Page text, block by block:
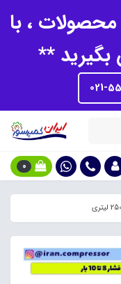
، با
بگیرید **
0